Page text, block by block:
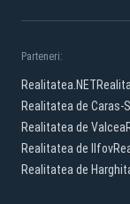
Parteneri:
Realitatea.NET
Realitatea de Caras-
Realitatea de Valcea
Realitatea de Ilfov
Realitatea de